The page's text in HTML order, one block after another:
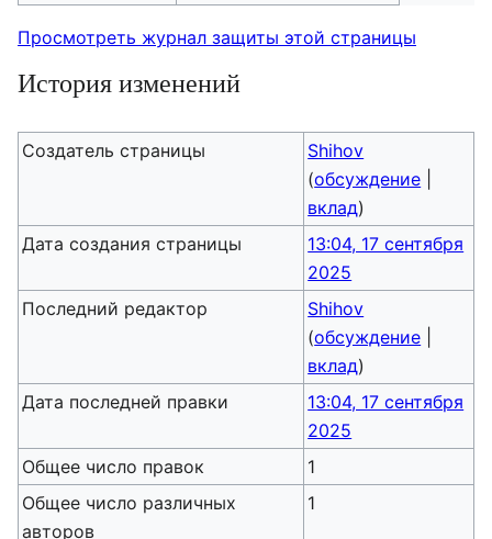
Просмотреть журнал защиты этой страницы
История изменений
Создатель страницы
Shihov
(обсуждение
вклад)
Дата создания страницы
13:04, 17 сентября
2025
Последний редактор
Shihov
(обсуждение
вклад)
Дата последней правки
13:04, 17 сентября
2025
Общее число правок
1
Общее число различных
авторов
1